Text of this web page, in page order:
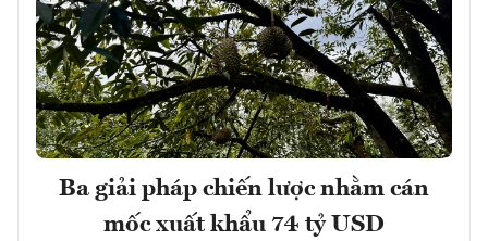
Ba giải pháp chiến lược nhằm cán
mốc xuất khẩu 74 tỷ USD